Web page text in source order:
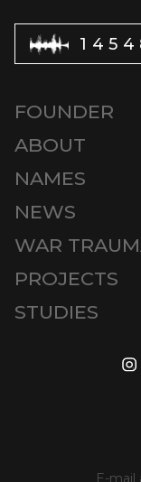
FOUNDER
ABOUT
NAMES
NEWS
WAR
PROJECTS
STUDIES